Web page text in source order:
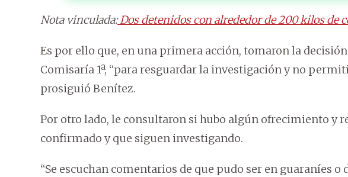
Nota vinculada:Dos detenidos con alrededor de 200 kilos de
Es por ello que, en una primera acción, tomaron la
Comisaría 1ª, “para resguardar la investigación y no
prosiguió Benítez.
Por otro lado, le consultaron si hubo algún ofrecimiento y
confirmado y que siguen investigando.
“Se escuchan comentarios de que pudo ser en guaraníes o